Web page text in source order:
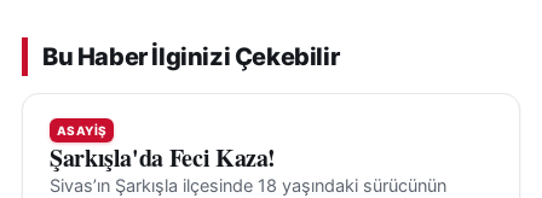
Bu Haber İlginizi Çekebilir
ASAYIŞ
Şarkışla'da Feci Kaza!
Sivas’ın Şarkışla ilçesinde 18 yaşındaki sürücünün